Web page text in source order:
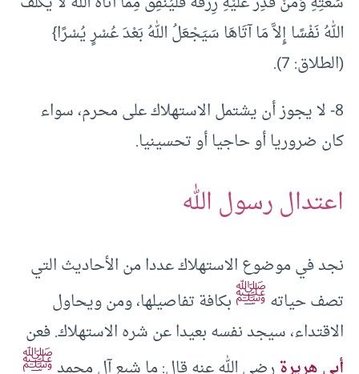
اللهُ نَفْسًا إِلاَّ مَا آتَاهَا سَيَجْعَلُ اللهُ بَعْدَ عُسْرٍ يُسْرًا}
(الطلاق: 7).
8- لا يجوز أن يشتمل الاستهلاك على محرم، سواء
كان ضروريا أو حاجيا أو تحسينيا.
اعتدال رسول الله
نجد في موضوع الاستهلاك عددا من الأحاديث التي
تصف حياتهﷺبكافة تفاصيلها، ومن ويحاول
الاقتداء، سيجد نفسه بعيدا عن شره الاستهلاك. فعن
أبي هريرةرضي الله عنه قال: ما شبع آل محمدﷺ